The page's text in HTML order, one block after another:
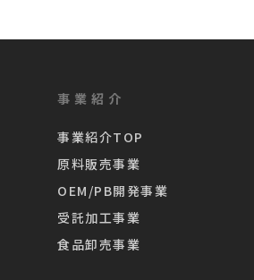
事業紹介
事業紹介TOP
原料販売事業
OEM/PB開発事業
受託加工事業
食品卸売事業